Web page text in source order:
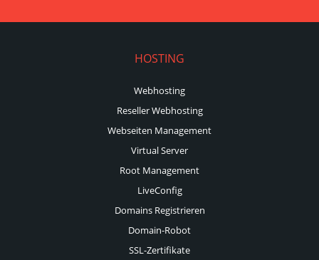
HOSTING
Webhosting
Reseller Webhosting
Webseiten Management
Virtual Server
Root Management
LiveConfig
Domains Registrieren
Domain-Robot
SSL-Zertifikate